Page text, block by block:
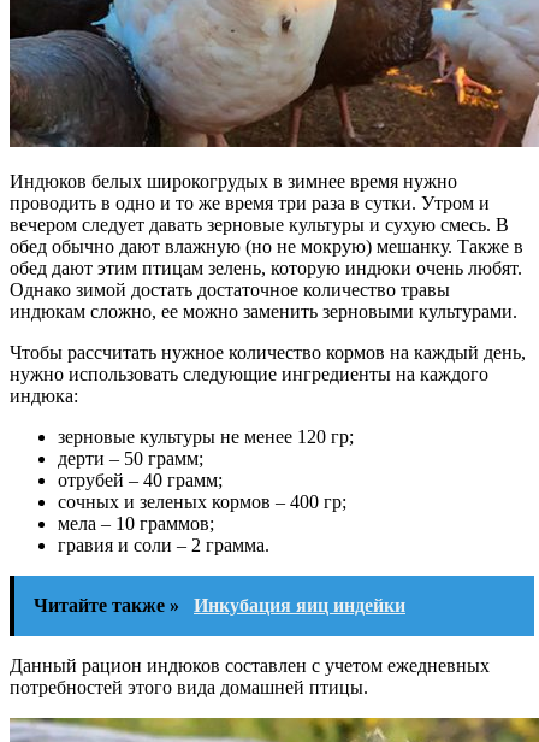
Индюков белых широкогрудых в зимнее время нужно
проводить в одно и то же время три раза в сутки. Утром и
вечером следует давать зерновые культуры и сухую смесь. В
обед обычно дают влажную (но не мокрую) мешанку. Также в
обед дают этим птицам зелень, которую индюки очень любят.
Однако зимой достать достаточное количество травы
индюкам сложно, ее можно заменить зерновыми культурами.
Чтобы рассчитать нужное количество кормов на каждый день,
нужно использовать следующие ингредиенты на каждого
индюка:
зерновые культуры не менее 120 гр;
дерти – 50 грамм;
отрубей – 40 грамм;
сочных и зеленых кормов – 400 гр;
мела – 10 граммов;
гравия и соли – 2 грамма.
Читайте также » Инкубация яиц индейки
Данный рацион индюков составлен с учетом ежедневных
потребностей этого вида домашней птицы.